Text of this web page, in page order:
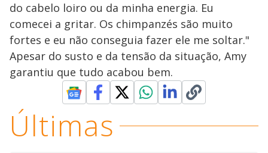
do cabelo loiro ou da minha energia. Eu
comecei a gritar. Os chimpanzés são muito
fortes e eu não conseguia fazer ele me soltar."
Apesar do susto e da tensão da situação, Amy
garantiu que tudo acabou bem.
Últimas